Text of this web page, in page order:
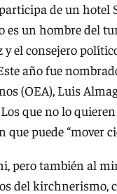
de un hotel
es un hombre del
y el consejero
año fue
(OEA), Luis
que no lo
que puede “mover
pero también al
del kirchnerismo,